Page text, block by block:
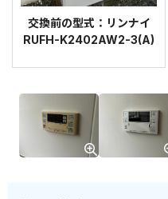
交換前の型式：リンナイ
RUFH-K2402AW2-3(A)